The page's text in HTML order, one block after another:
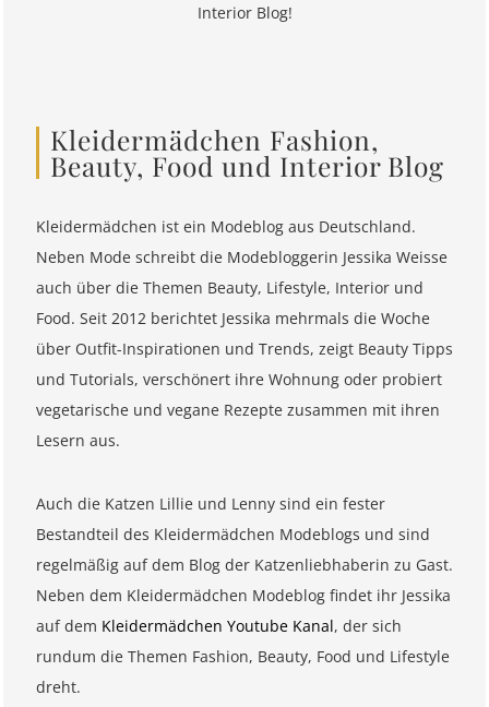
Interior Blog!
Kleidermädchen Fashion,
Beauty, Food und Interior Blog
Kleidermädchen ist ein Modeblog aus Deutschland.
Neben Mode schreibt die Modebloggerin Jessika Weisse
auch über die Themen Beauty, Lifestyle, Interior und
Food. Seit 2012 berichtet Jessika mehrmals die Woche
über Outfit-Inspirationen und Trends, zeigt Beauty Tipps
und Tutorials, verschönert ihre Wohnung oder probiert
vegetarische und vegane Rezepte zusammen mit ihren
Lesern aus.
Auch die Katzen Lillie und Lenny sind ein fester
Bestandteil des Kleidermädchen Modeblogs und sind
regelmäßig auf dem Blog der Katzenliebhaberin zu Gast.
Neben dem Kleidermädchen Modeblog findet ihr Jessika
auf dem Kleidermädchen Youtube Kanal, der sich
rundum die Themen Fashion, Beauty, Food und Lifestyle
dreht.